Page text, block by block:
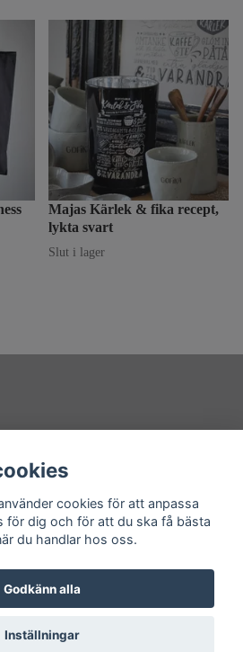
Majas Kärlek & fika recept,
lykta svart
Slut i lager
och Ting Powered by Quickbutik
cookies för att anpassa
för dig och för att du ska få bästa
du handlar hos oss.
Godkänn alla
Inställningar